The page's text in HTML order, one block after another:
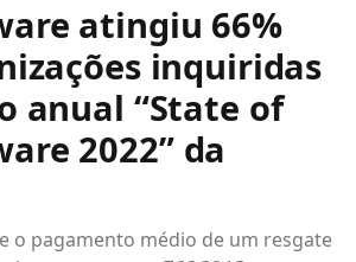
atingiu 66%
inquiridas
anual “State of
2022” da
o pagamento médio de um resgate